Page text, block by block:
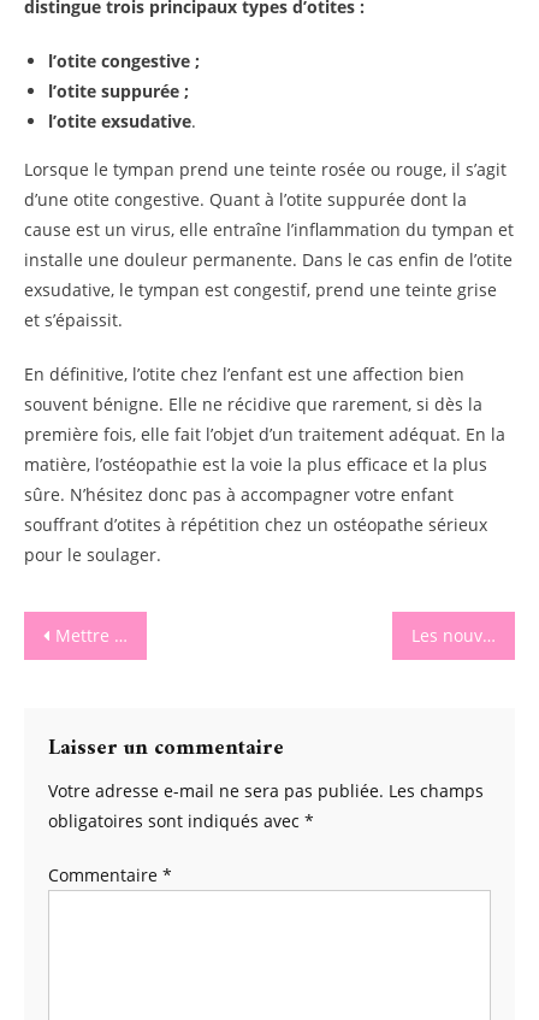
distingue trois principaux types d’otites :
l’otite congestive ;
l’otite suppurée ;
l’otite exsudative.
Lorsque le tympan prend une teinte rosée ou rouge, il s’agit
d’une otite congestive. Quant à l’otite suppurée dont la
cause est un virus, elle entraîne l’inflammation du tympan et
installe une douleur permanente. Dans le cas enfin de l’otite
exsudative, le tympan est congestif, prend une teinte grise
et s’épaissit.
En définitive, l’otite chez l’enfant est une affection bien
souvent bénigne. Elle ne récidive que rarement, si dès la
première fois, elle fait l’objet d’un traitement adéquat. En la
matière, l’ostéopathie est la voie la plus efficace et la plus
sûre. N’hésitez donc pas à accompagner votre enfant
souffrant d’otites à répétition chez un ostéopathe sérieux
pour le soulager.
Navigation
de
l’article
Mettre en scène sa grossesse pour de jolis souvenirs Les nouveautés Gründ Jeunesse.
Laisser un commentaire
Votre adresse e-mail ne sera pas publiée. Les champs
obligatoires sont indiqués avec *
Commentaire *